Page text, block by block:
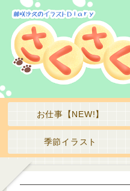
お仕事【NEW!】
季節イラスト